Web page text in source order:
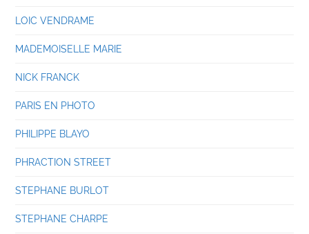
LOIC VENDRAME
MADEMOISELLE MARIE
NICK FRANCK
PARIS EN PHOTO
PHILIPPE BLAYO
PHRACTION STREET
STEPHANE BURLOT
STEPHANE CHARPE